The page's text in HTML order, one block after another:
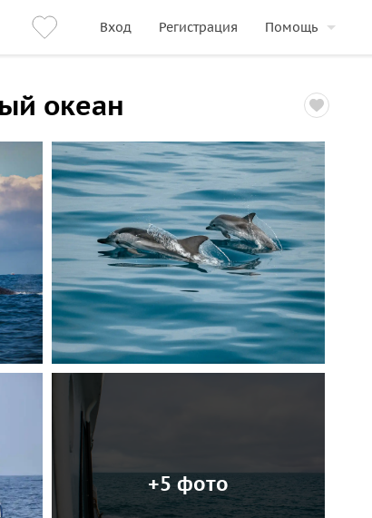
Вход Регистрация Помощь
океан
+5 фото